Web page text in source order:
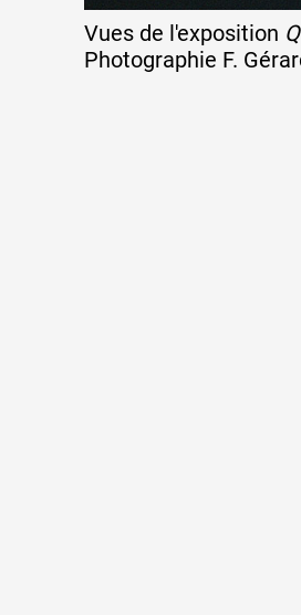
Vues de l'exposition
Photographie F.